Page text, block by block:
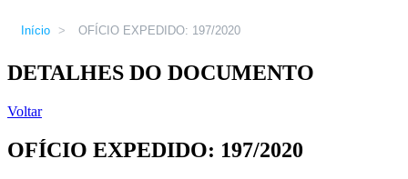
Início > OFÍCIO EXPEDIDO: 197/2020
DETALHES DO DOCUMENTO
Voltar
OFÍCIO EXPEDIDO: 197/2020